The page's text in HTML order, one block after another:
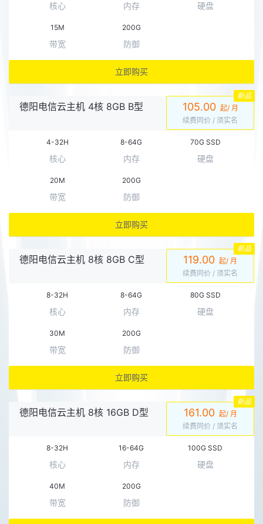
核心 内存 硬盘
15M
带宽
200G
防御
立即购买
德阳电信云主机 4核 8GB B型
4-32H
核心
8-64G
内存
70G SSD
硬盘
20M
带宽
200G
防御
105.00 起/ 月
续费同价 / 须实名
新品
立即购买
德阳电信云主机 8核 8GB C型
8-32H
核心
8-64G
内存
80G SSD
硬盘
30M
带宽
200G
防御
119.00 起/ 月
续费同价 / 须实名
新品
立即购买
德阳电信云主机 8核 16GB D型
8-32H
核心
16-64G
内存
100G SSD
硬盘
40M
带宽
200G
防御
161.00 起/ 月
续费同价 / 须实名
新品